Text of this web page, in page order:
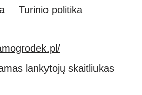
Turinio politika